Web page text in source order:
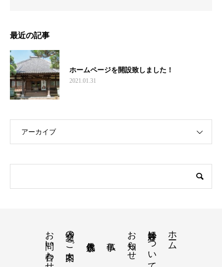
最近の記事
ホームページを開設致しました！
2021.01.31
アーカイブ
ホーム
妙勝寺について
お知らせ
交通のご案内
お問い合わせ